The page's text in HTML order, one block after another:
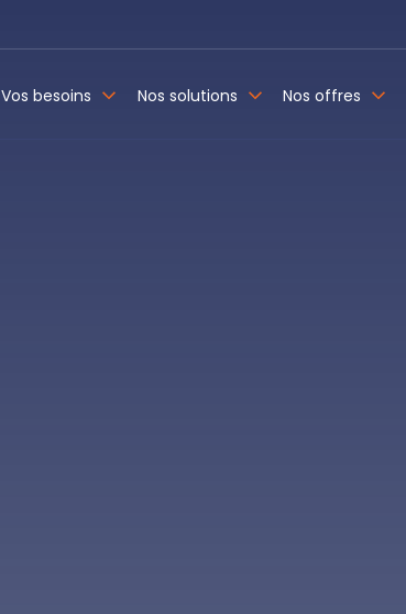
Vos besoins Nos solutions Nos offres